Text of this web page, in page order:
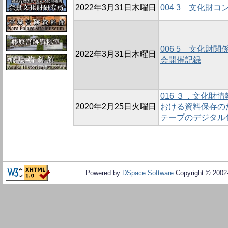
2022年3月31日木曜日 004 3 文化財コ
2022年3月31日木曜日
006 5 文化財関
会開催記録
2020年2月25日火曜日
016 ３．文化財情
おける資料保存
テープのデジタル
Powered by DSpace Software Copyright ©